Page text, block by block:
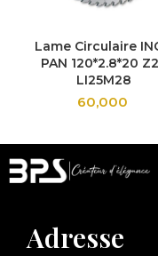
Lame Circulaire
PAN 120*2.8*20
LI25M28
60,000
Adresse